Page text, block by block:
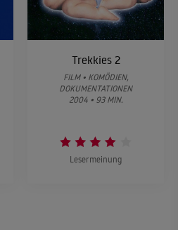
Trekkies 2
FILM • KOMÖDIEN,
DOKUMENTATIONEN
2004 • 93 MIN.
Lesermeinung